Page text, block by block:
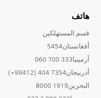
هاتف
قسم المستهلكين
أفغانستان5454
أرمينيا333 700 060
أذربيجان7354 404 (99412+)
البحرين1919 8000